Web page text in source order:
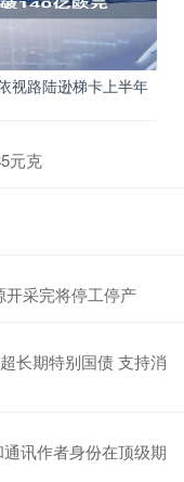
视路陆逊梯卡上半年
元克
采完将停工停产
长期特别国债 支持消
讯作者身份在顶级期